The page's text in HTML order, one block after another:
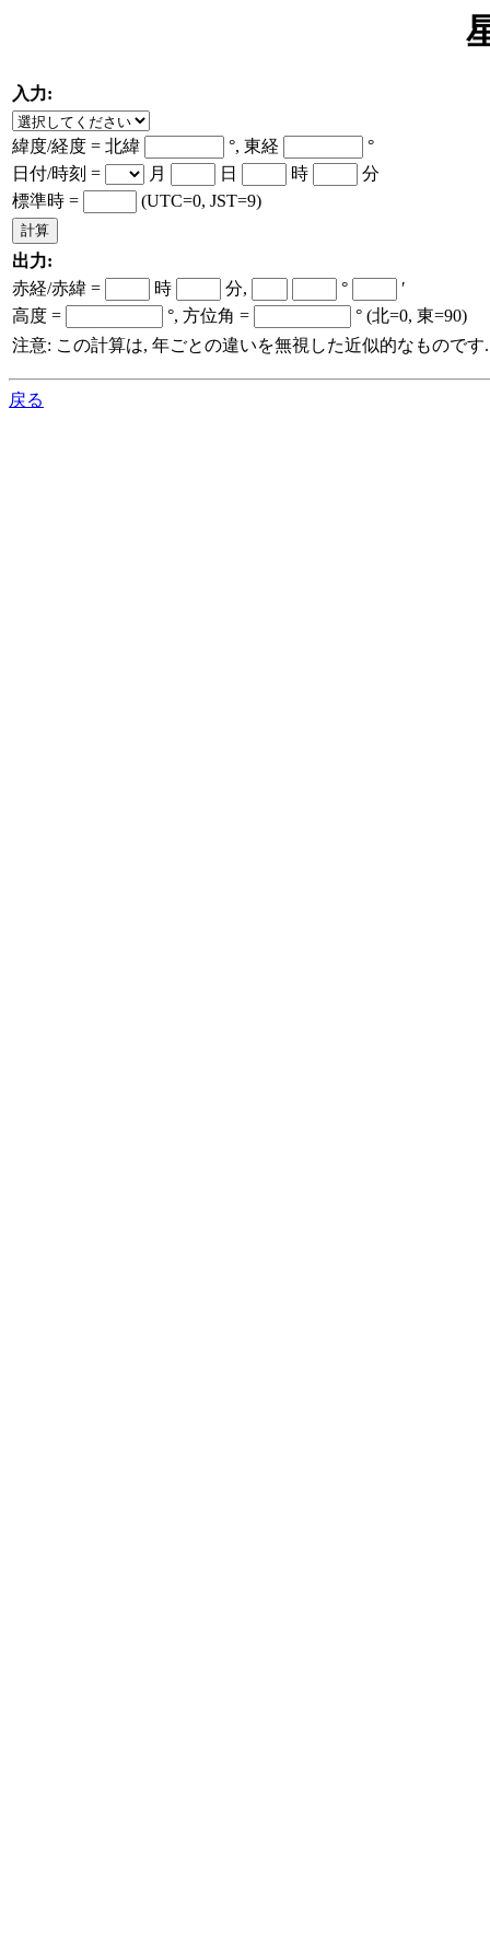
入力:
緯度/経度 = 北緯 °, 東経
°
日付/時刻 =
月 日 時
分
標準時 =
(UTC=0, JST=9)
出力:
赤経/赤緯 =
時 分, °
′
高度 =
°, 方位角 =
° (北=0, 東=90)
注意: この計算は, 年ごとの違いを無視した近似的なものです.
戻る